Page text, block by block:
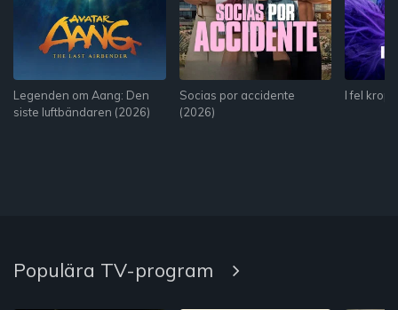
Legenden om Aang: Den
siste luftbändaren (2026)
Socias por accidente
(2026)
I fel
Populära TV-program